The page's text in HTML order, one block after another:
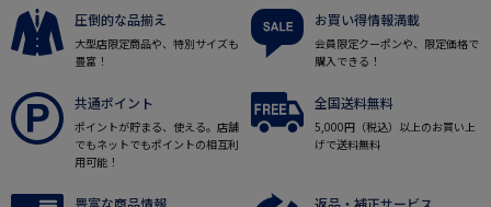
圧倒的な品揃え
大型店限定商品や、特別サイズも
豊富！
お買い得情報満載
会員限定クーポンや、限定価格で
購入できる！
共通ポイント
ポイントが貯まる、使える。店舗
でもネットでもポイントの相互利
用可能！
全国送料無料
5,000円（税込）以上のお買い上
げで送料無料